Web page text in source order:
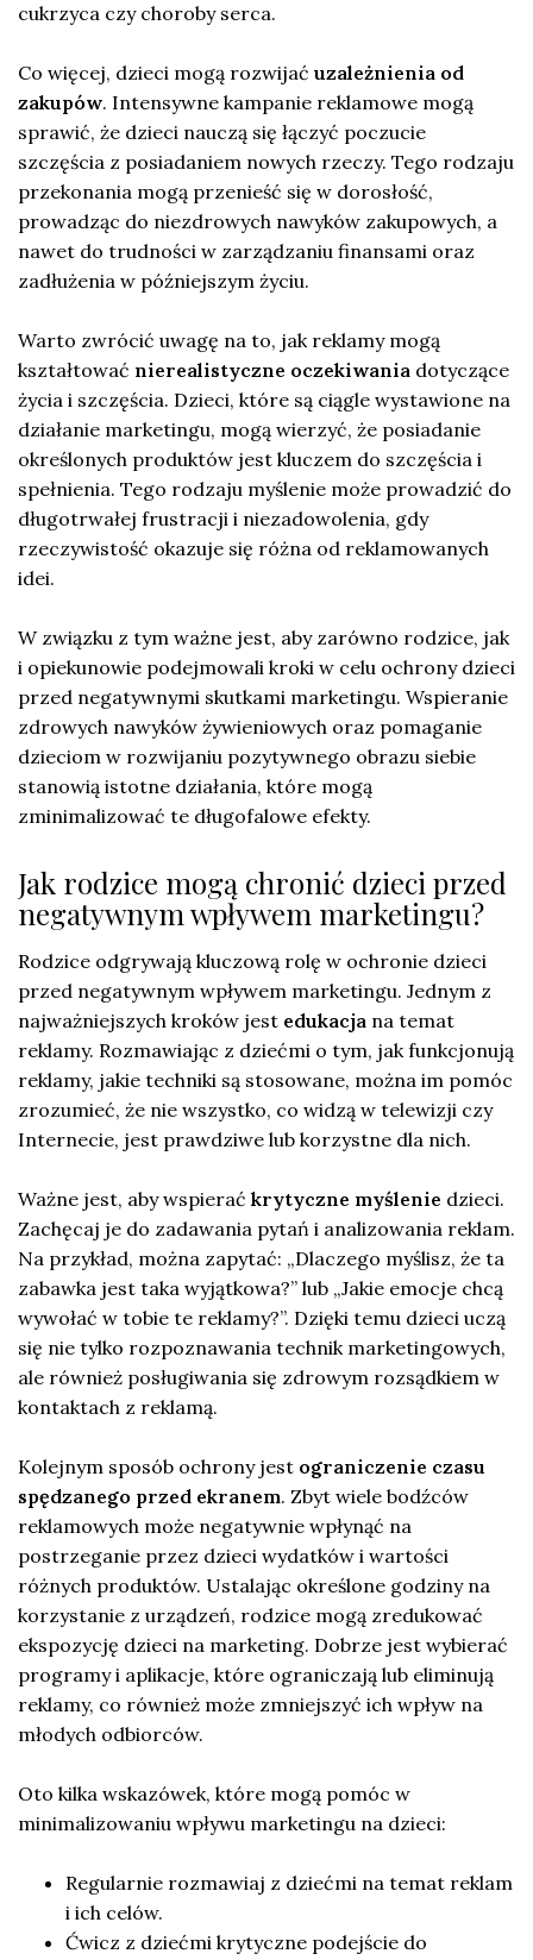
cukrzyca czy choroby serca.
Co więcej, dzieci mogą rozwijać uzależnienia od
zakupów. Intensywne kampanie reklamowe mogą
sprawić, że dzieci nauczą się łączyć poczucie
szczęścia z posiadaniem nowych rzeczy. Tego rodzaju
przekonania mogą przenieść się w dorosłość,
prowadząc do niezdrowych nawyków zakupowych, a
nawet do trudności w zarządzaniu finansami oraz
zadłużenia w późniejszym życiu.
Warto zwrócić uwagę na to, jak reklamy mogą
kształtować nierealistyczne oczekiwania dotyczące
życia i szczęścia. Dzieci, które są ciągle wystawione na
działanie marketingu, mogą wierzyć, że posiadanie
określonych produktów jest kluczem do szczęścia i
spełnienia. Tego rodzaju myślenie może prowadzić do
długotrwałej frustracji i niezadowolenia, gdy
rzeczywistość okazuje się różna od reklamowanych
idei.
W związku z tym ważne jest, aby zarówno rodzice, jak
i opiekunowie podejmowali kroki w celu ochrony dzieci
przed negatywnymi skutkami marketingu. Wspieranie
zdrowych nawyków żywieniowych oraz pomaganie
dzieciom w rozwijaniu pozytywnego obrazu siebie
stanowią istotne działania, które mogą
zminimalizować te długofalowe efekty.
Jak rodzice mogą chronić dzieci przed
negatywnym wpływem marketingu?
Rodzice odgrywają kluczową rolę w ochronie dzieci
przed negatywnym wpływem marketingu. Jednym z
najważniejszych kroków jest edukacja na temat
reklamy. Rozmawiając z dziećmi o tym, jak funkcjonują
reklamy, jakie techniki są stosowane, można im pomóc
zrozumieć, że nie wszystko, co widzą w telewizji czy
Internecie, jest prawdziwe lub korzystne dla nich.
Ważne jest, aby wspierać krytyczne myślenie dzieci.
Zachęcaj je do zadawania pytań i analizowania reklam.
Na przykład, można zapytać: „Dlaczego myślisz, że ta
zabawka jest taka wyjątkowa?” lub „Jakie emocje chcą
wywołać w tobie te reklamy?”. Dzięki temu dzieci uczą
się nie tylko rozpoznawania technik marketingowych,
ale również posługiwania się zdrowym rozsądkiem w
kontaktach z reklamą.
Kolejnym sposób ochrony jest ograniczenie czasu
spędzanego przed ekranem. Zbyt wiele bodźców
reklamowych może negatywnie wpłynąć na
postrzeganie przez dzieci wydatków i wartości
różnych produktów. Ustalając określone godziny na
korzystanie z urządzeń, rodzice mogą zredukować
ekspozycję dzieci na marketing. Dobrze jest wybierać
programy i aplikacje, które ograniczają lub eliminują
reklamy, co również może zmniejszyć ich wpływ na
młodych odbiorców.
Oto kilka wskazówek, które mogą pomóc w
minimalizowaniu wpływu marketingu na dzieci:
Regularnie rozmawiaj z dziećmi na temat reklam
i ich celów.
Ćwicz z dziećmi krytyczne podejście do